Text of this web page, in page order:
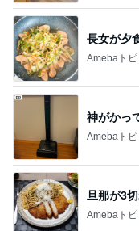
長女が夕
Amebaトピ
神がかっ
Amebaトピ
旦那が3
Amebaトピ